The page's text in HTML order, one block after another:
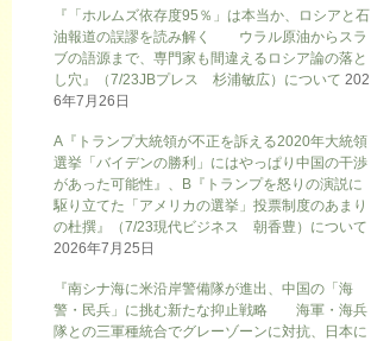
『「ホルムズ依存度95％」は本当か、ロシアと石
油報道の誤謬を読み解く ウラル原油からスラ
ブの語源まで、専門家も間違えるロシア論の落と
し穴』（7/23JBプレス 杉浦敏広）について 202
6年7月26日
A『トランプ大統領が不正を訴える2020年大統領
選挙「バイデンの勝利」にはやっぱり中国の干渉
があった可能性』、B『トランプを怒りの演説に
駆り立てた「アメリカの選挙」投票制度のあまり
の杜撰』（7/23現代ビジネス 朝香豊）について
2026年7月25日
『南シナ海に米沿岸警備隊が進出、中国の「海
警・民兵」に挑む新たな抑止戦略 海軍・海兵
隊との三軍種統合でグレーゾーンに対抗、日本に